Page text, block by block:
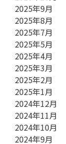
2025年9月
2025年8月
2025年7月
2025年5月
2025年4月
2025年3月
2025年2月
2025年1月
2024年12月
2024年11月
2024年10月
2024年9月